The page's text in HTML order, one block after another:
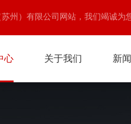
州）有限公司网站，我们竭诚为
心 关于我们 新